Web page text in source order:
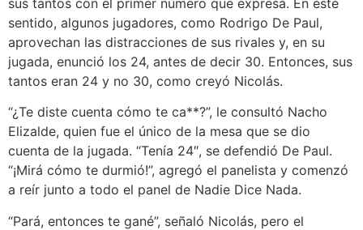
sentido, algunos jugadores, como Rodrigo De Paul,
aprovechan las distracciones de sus rivales y, en su
jugada, enunció los 24, antes de decir 30. Entonces, sus
tantos eran 24 y no 30, como creyó Nicolás.
“¿Te diste cuenta cómo te ca**?”, le consultó Nacho
Elizalde, quien fue el único de la mesa que se dio
cuenta de la jugada. “Tenía 24″, se defendió De Paul.
“¡Mirá cómo te durmió!”, agregó el panelista y comenzó
a reír junto a todo el panel de Nadie Dice Nada.
“Pará, entonces te gané”, señaló Nicolás, pero el